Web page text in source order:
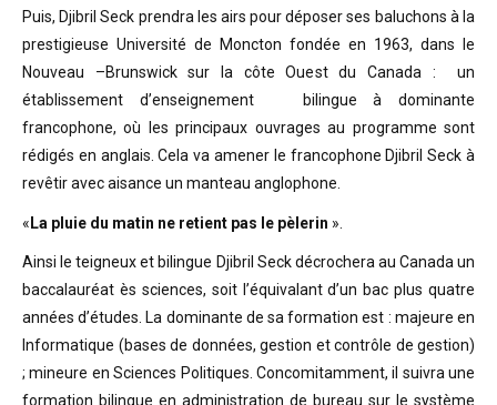
Puis, Djibril Seck prendra les airs pour déposer ses baluchons à la
prestigieuse Université de Moncton fondée en 1963, dans le
Nouveau –Brunswick sur la côte Ouest du Canada : un
établissement d’enseignement bilingue à dominante
francophone, où les principaux ouvrages au programme sont
rédigés en anglais. Cela va amener le francophone Djibril Seck à
revêtir avec aisance un manteau anglophone.
«La pluie du matin ne retient pas le pèlerin ».
Ainsi le teigneux et bilingue Djibril Seck décrochera au Canada un
baccalauréat ès sciences, soit l’équivalant d’un bac plus quatre
années d’études. La dominante de sa formation est : majeure en
Informatique (bases de données, gestion et contrôle de gestion)
; mineure en Sciences Politiques. Concomitamment, il suivra une
formation bilingue en administration de bureau sur le système